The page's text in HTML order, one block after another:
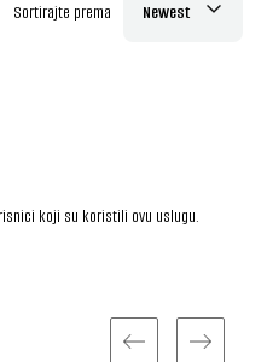
Sortirajte prema Newest
koji su koristili ovu uslugu.